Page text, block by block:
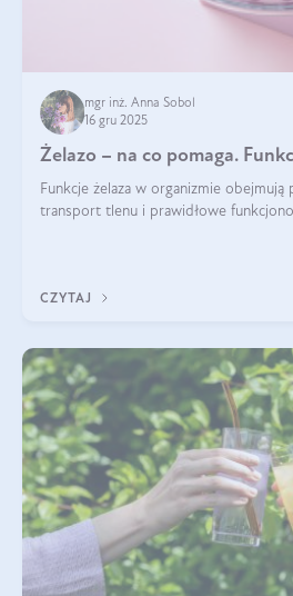
mgr inż. Anna Sobol
16 gru 2025
Żelazo – na co pomaga.
Funkcje żelaza w organizmie
transport tlenu i prawidłowe
CZYTAJ